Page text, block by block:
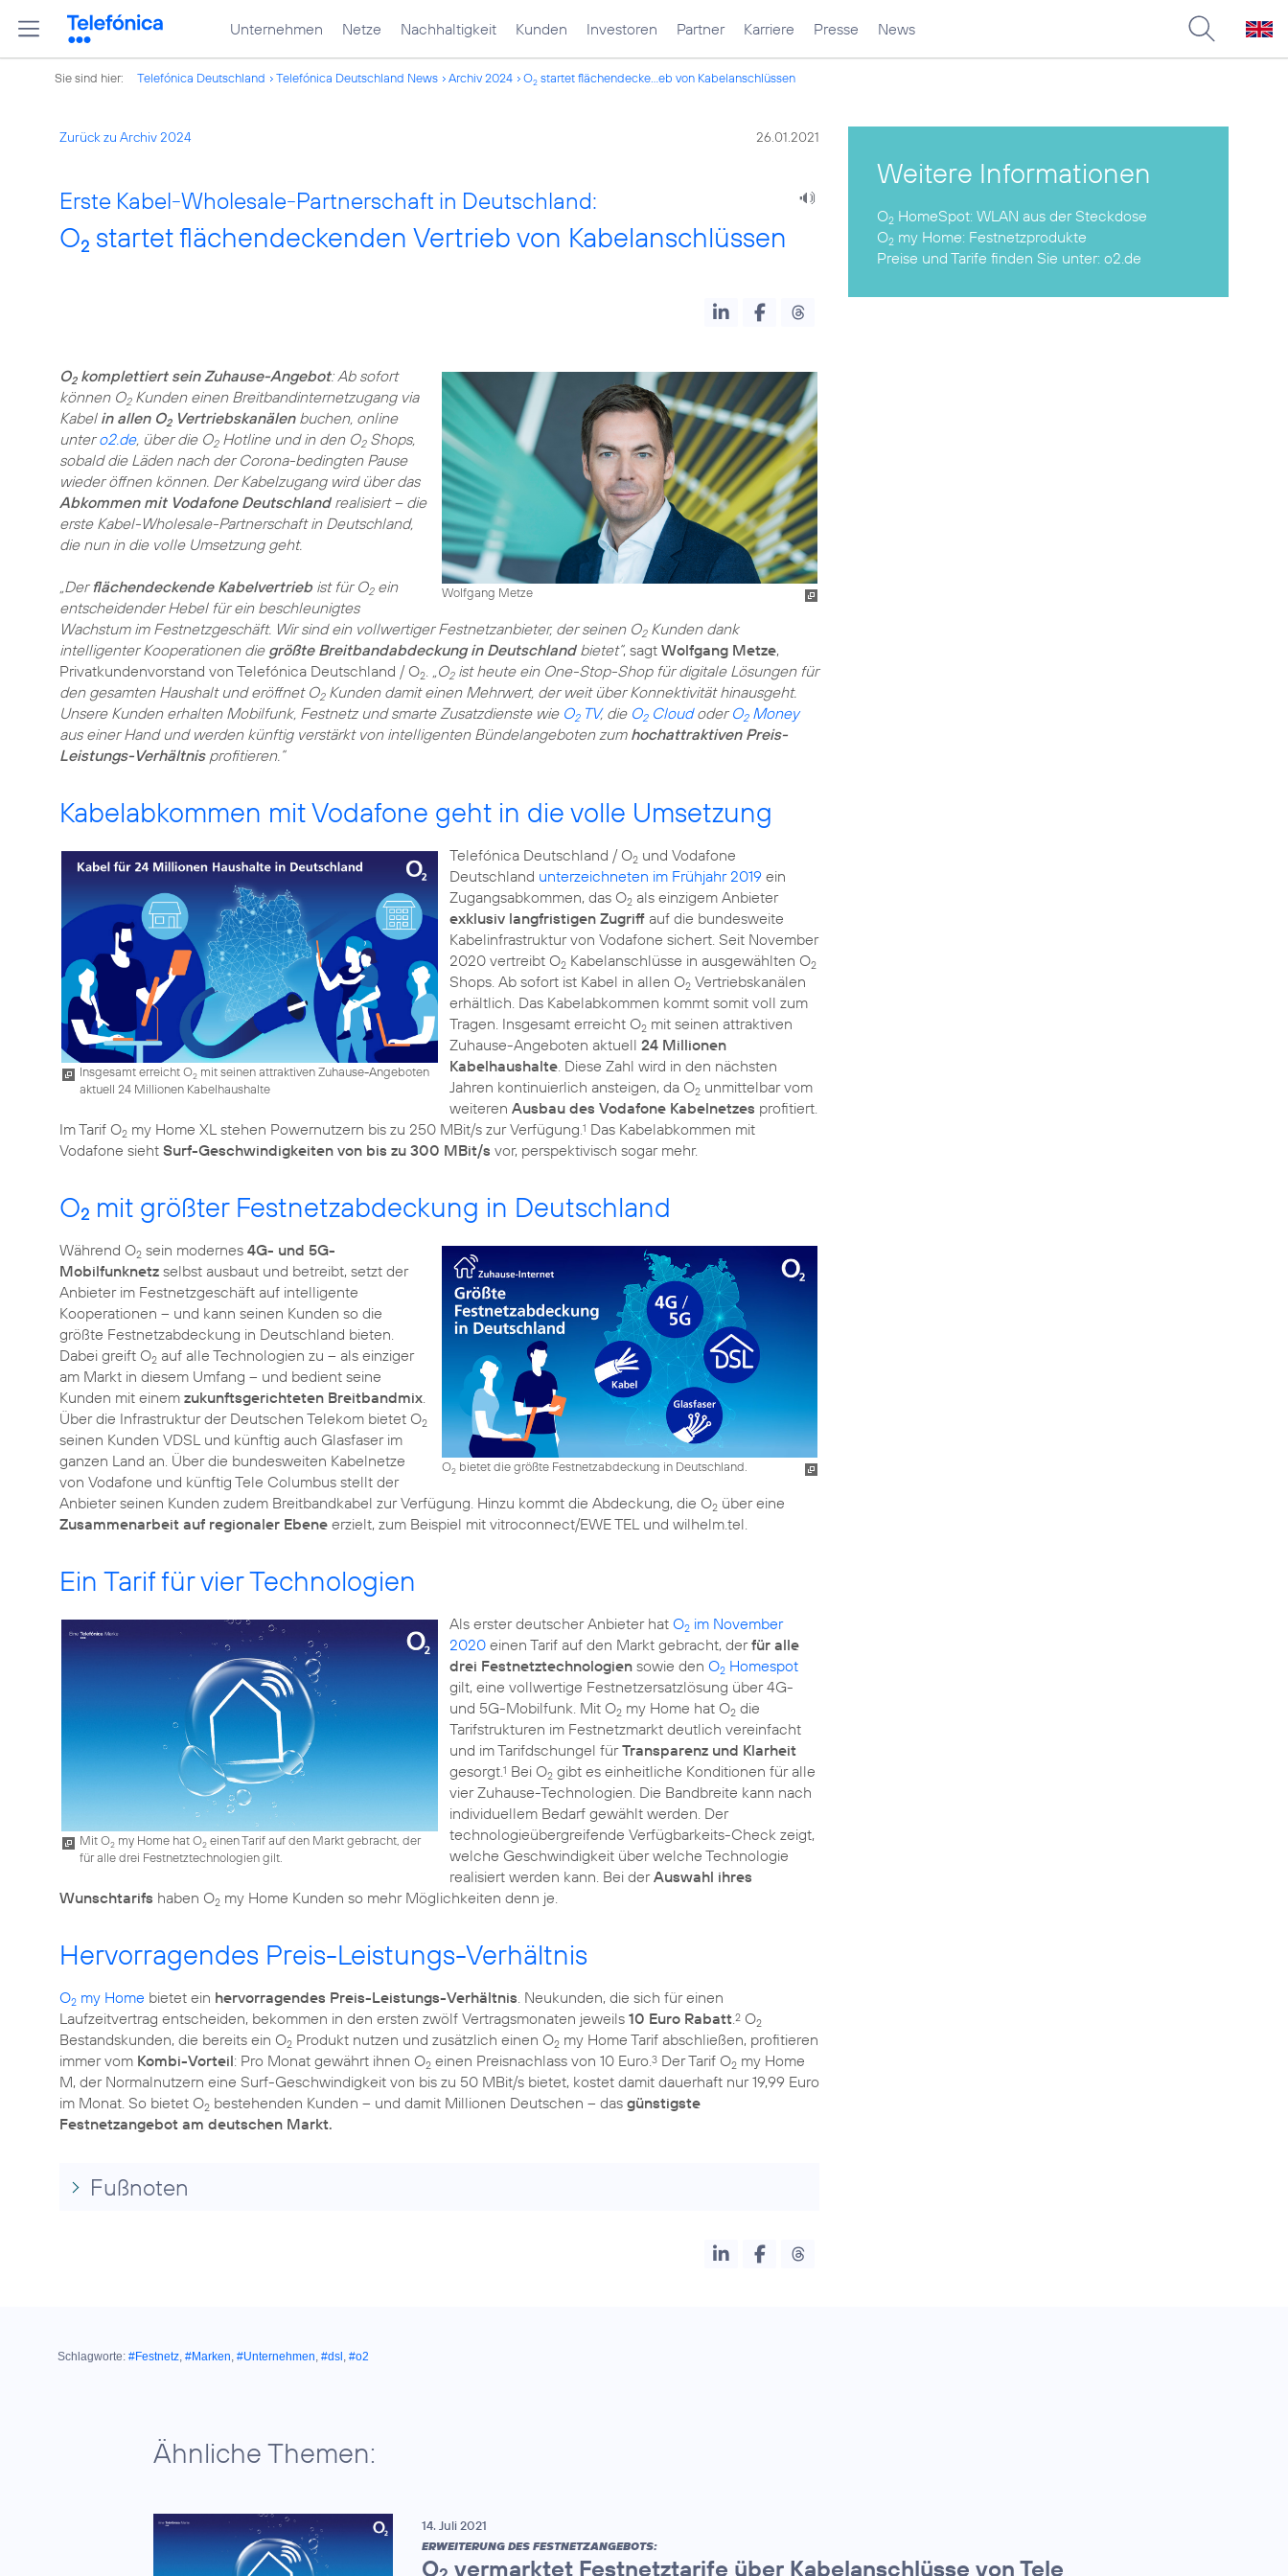
Unternehmen Netze Nachhaltigkeit Kunden Investoren Partner Karriere Presse News
Sie sind hier: Telefónica Deutschland Telefónica Deutschland News Archiv 2024 O2 startet flächendecke...eb von Kabelanschlüssen
Zurück zu Archiv 2024 26.01.2021
Erste Kabel-Wholesale-Partnerschaft in Deutschland:
O2 startet flächendeckenden Vertrieb von Kabelanschlüssen
Wolfgang Metze
O2komplettiert sein Zuhause-Angebot: Ab sofort
können O2Kunden einen Breitbandinternetzugang via
Kabel in allen O2Vertriebskanälenbuchen, online
untero2.de, über die O2Hotline und in den O2Shops,
sobald die Läden nach der Corona-bedingten Pause
wieder öffnen können. Der Kabelzugang wird über das
Abkommen mit Vodafone Deutschlandrealisiert – die
erste Kabel-Wholesale-Partnerschaft in Deutschland,
die nun in die volle Umsetzung geht.
„Derflächendeckende Kabelvertrieb ist für O2ein
entscheidender Hebel für ein beschleunigtes
Wachstum im Festnetzgeschäft. Wir sind ein vollwertiger Festnetzanbieter, der seinen O2Kunden dank
intelligenter Kooperationen die größte Breitbandabdeckung in Deutschlandbietet“, sagt Wolfgang Metze,
Privatkundenvorstand von Telefónica Deutschland / O2. „O2ist heute ein One-Stop-Shop für digitale Lösungen für
den gesamten Haushalt und eröffnet O2Kunden damit einen Mehrwert, der weit über Konnektivität hinausgeht.
Unsere Kunden erhalten Mobilfunk, Festnetz und smarte Zusatzdienste wie O2TV, die O2Cloudoder O2Money
aus einer Hand und werden künftig verstärkt von intelligenten Bündelangeboten zum hochattraktiven Preis-
Leistungs-Verhältnisprofitieren.“
Kabelabkommen mit Vodafone geht in die volle Umsetzung
Insgesamt erreicht O2 mit seinen attraktiven Zuhause-Angeboten
aktuell 24 Millionen Kabelhaushalte
Telefónica Deutschland / O2und Vodafone
Deutschland unterzeichneten im Frühjahr 2019ein
Zugangsabkommen, das O2als einzigem Anbieter
exklusiv langfristigen Zugriffauf die bundesweite
Kabelinfrastruktur von Vodafone sichert. Seit November
2020 vertreibt O2Kabelanschlüsse in ausgewählten O2
Shops. Ab sofort ist Kabel in allen O2Vertriebskanälen
erhältlich. Das Kabelabkommen kommt somit voll zum
Tragen. Insgesamt erreicht O2mit seinen attraktiven
Zuhause-Angeboten aktuell 24 Millionen
Kabelhaushalte. Diese Zahl wird in den nächsten
Jahren kontinuierlich ansteigen, da O2unmittelbar vom
weiteren Ausbau des Vodafone Kabelnetzes profitiert.
Im Tarif O2 my Home XL stehen Powernutzern bis zu 250 MBit/s zur Verfügung.1 Das Kabelabkommen mit
Vodafone sieht Surf-Geschwindigkeiten von bis zu 300 MBit/s vor, perspektivisch sogar mehr.
O2 mit größter Festnetzabdeckung in Deutschland
O2bietet die größte Festnetzabdeckung in Deutschland.
Während O2 sein modernes 4G- und 5G-
Mobilfunknetz selbst ausbaut und betreibt, setzt der
Anbieter im Festnetzgeschäft auf intelligente
Kooperationen – und kann seinen Kunden so die
größte Festnetzabdeckung in Deutschland bieten.
Dabei greift O2 auf alle Technologien zu – als einziger
am Markt in diesem Umfang – und bedient seine
Kunden mit einem zukunftsgerichteten Breitbandmix.
Über die Infrastruktur der Deutschen Telekom bietet O2
seinen Kunden VDSL und künftig auch Glasfaser im
ganzen Land an. Über die bundesweiten Kabelnetze
von Vodafone und künftig Tele Columbus stellt der
Anbieter seinen Kunden zudem Breitbandkabel zur Verfügung. Hinzu kommt die Abdeckung, die O2 über eine
Zusammenarbeit auf regionaler Ebene erzielt, zum Beispiel mit vitroconnect/EWE TEL und wilhelm.tel.
Ein Tarif für vier Technologien
Mit O2 my Home hat O2 einen Tarif auf den Markt gebracht, der
für alle drei Festnetztechnologien gilt.
Als erster deutscher Anbieter hat O2im November
2020einen Tarif auf den Markt gebracht, derfür alle
drei Festnetztechnologiensowie den O2Homespot
gilt, eine vollwertige Festnetzersatzlösung über 4G-
und 5G-Mobilfunk. Mit O2my Home hat O2die
Tarifstrukturen im Festnetzmarkt deutlich vereinfacht
und im Tarifdschungel fürTransparenz und Klarheit
gesorgt.1 Bei O2gibt es einheitliche Konditionen für alle
vier Zuhause-Technologien. Die Bandbreite kann nach
individuellem Bedarf gewählt werden. Der
technologieübergreifende Verfügbarkeits-Check zeigt,
welche Geschwindigkeit über welche Technologie
realisiert werden kann. Bei derAuswahl ihres
Wunschtarifs haben O2 my Home Kunden so mehr Möglichkeiten denn je.
Hervorragendes Preis-Leistungs-Verhältnis
O2 my Home bietet ein hervorragendes Preis-Leistungs-Verhältnis. Neukunden, die sich für einen
Laufzeitvertrag entscheiden, bekommen in den ersten zwölf Vertragsmonaten jeweils 10 Euro Rabatt.2 O2
Bestandskunden, die bereits ein O2 Produkt nutzen und zusätzlich einen O2 my Home Tarif abschließen, profitieren
immer vom Kombi-Vorteil: Pro Monat gewährt ihnen O2 einen Preisnachlass von 10 Euro.3 Der Tarif O2 my Home
M, der Normalnutzern eine Surf-Geschwindigkeit von bis zu 50 MBit/s bietet, kostet damit dauerhaft nur 19,99 Euro
im Monat. So bietet O2 bestehenden Kunden – und damit Millionen Deutschen – das günstigste
Festnetzangebot am deutschen Markt.
Fußnoten
Weitere Informationen
O2 HomeSpot:
O2 my Home: Festnetzprodukte
Preise und Tarife finden Sie unter:o2.de
Schlagworte: #Festnetz, #Marken, #Unternehmen, #dsl , #o2
Ähnliche Themen:
14. Juli 2021
ERWEITERUNG DES FESTNETZANGEBOTS:
O vermarktet Festnetztarife über Kabelanschlüsse von Tele